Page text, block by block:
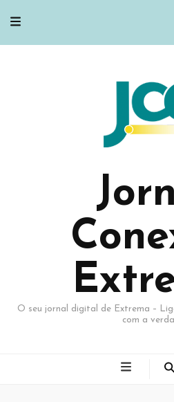
O seu jornal digital de Extrema –
com a